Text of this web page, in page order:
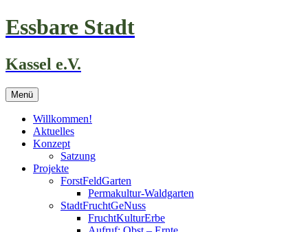
Zum
Inhalt
Essbare Stadt
Kassel e.V.
Menü
Willkommen!
Aktuelles
Konzept
Satzung
Projekte
ForstFeldGarten
Permakultur-Waldgarten
StadtFruchtGeNuss
FruchtKulturErbe